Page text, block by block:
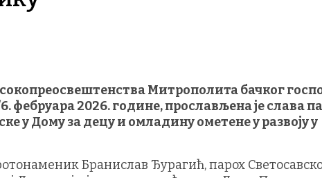
Митрополита бачког
фебруара 2026. године, прослављена је слава
у Дому за децу и омладину ометене у развоју у
Бранислав Ђурагић, парох